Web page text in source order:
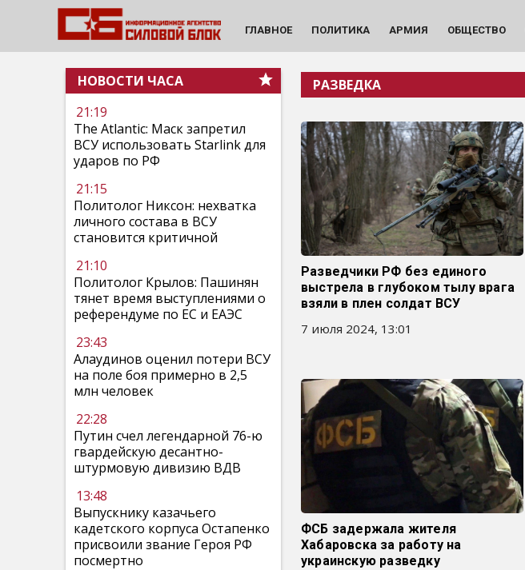
ГЛАВНОЕ ПОЛИТИКА АРМИЯ ОБЩЕСТВО
НОВОСТИ ЧАСА
21:19
The Atlantic: Маск запретил
ВСУ использовать Starlink для
ударов по РФ
21:15
Политолог Никсон: нехватка
личного состава в ВСУ
становится критичной
21:10
Политолог Крылов: Пашинян
тянет время выступлениями о
референдуме по ЕС и ЕАЭС
23:43
Алаудинов оценил потери ВСУ
на поле боя примерно в 2,5
млн человек
22:28
Путин счел легендарной 76-ю
гвардейскую десантно-
штурмовую дивизию ВДВ
13:48
Выпускнику казачьего
кадетского корпуса Остапенко
присвоили звание Героя РФ
посмертно
РАЗВЕДКА
Разведчики РФ без единого
выстрела в глубоком тылу врага
взяли в плен солдат ВСУ
7 июля 2024, 13:01
ФСБ задержала жителя
Хабаровска за работу на
украинскую разведку